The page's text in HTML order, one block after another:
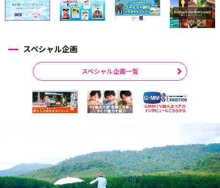
スペシャル企画
スペシャル企画一覧